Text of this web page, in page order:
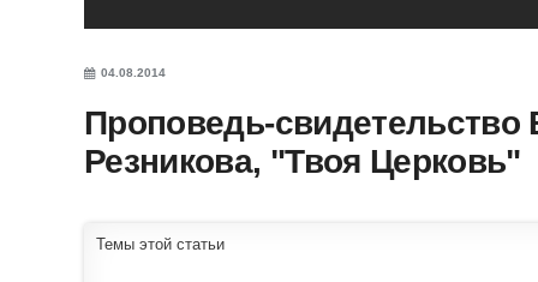
04.08.2014
Проповедь-свидетельство
Резникова, "Твоя Церковь"
Темы этой статьи